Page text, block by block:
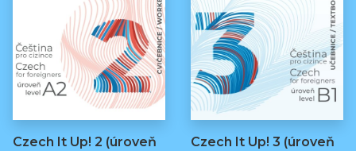
Czech It Up! 2 (úroveň
Czech It Up! 3 (úroveň